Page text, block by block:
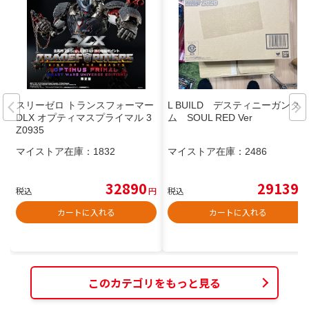
スリーゼロ トランスフォーマー
DLX オプティマスプライマル 3
Z0935
マイストア在庫： 1832
税込 32890円
カートに入れる
L BUILD デスティニーガンダ
ム SOUL RED Ver
マイストア在庫： 2486
税込 29139
カートに入れる
このカテゴリをもっと見る